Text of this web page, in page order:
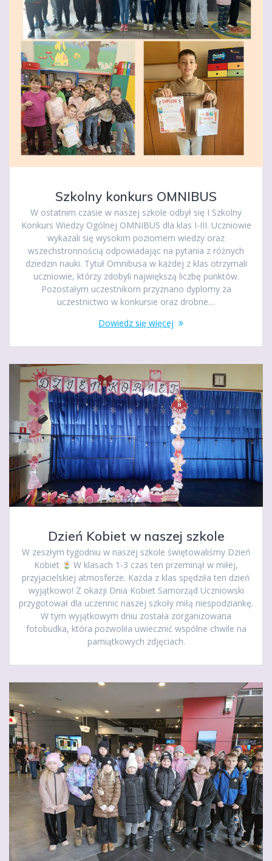
Szkolny konkurs OMNIBUS
W ostatnim czasie w naszej szkole odbył się I Szkolny
Konkurs Wiedzy Ogólnej OMNIBUS dla klas I-III. Uczniowie
wykazali się wysokim poziomem wiedzy oraz
wszechstronnością odpowiadając na pytania z różnych
dziedzin nauki. Tytuł Omnibusa w każdej z klas otrzymali
uczniowie, którzy zdobyli największą liczbę punktów.
Pozostałym uczestnikom przyznano dyplomy za
uczestnictwo w konkursie oraz drobne…
Dowiedz się więcej
Dzień Kobiet w naszej szkole
W zeszłym tygodniu w naszej szkole świętowaliśmy Dzień
Kobiet
W klasach 1-3 czas ten przeminął w miłej,
przyjacielskiej atmosferze. Każda z klas spędziła ten dzień
wyjątkowo! Z okazji Dnia Kobiet Samorząd Uczniowski
przygotował dla uczennic naszej szkoły miłą niespodziankę.
W tym wyjątkowym dniu została zorganizowana
fotobudka, która pozwoliła uwiecznić wspólne chwile na
pamiątkowych zdjęciach.